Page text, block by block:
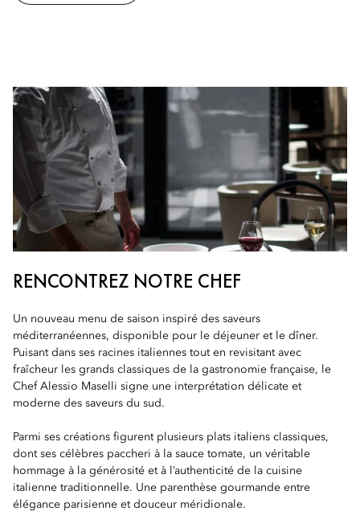
RENCONTREZ NOTRE CHEF
Un nouveau menu de saison inspiré des saveurs
méditerranéennes, disponible pour le déjeuner et le dîner.
Puisant dans ses racines italiennes tout en revisitant avec
fraîcheur les grands classiques de la gastronomie française, le
Chef Alessio Maselli signe une interprétation délicate et
moderne des saveurs du sud.
Parmi ses créations figurent plusieurs plats italiens classiques,
dont ses célèbres paccheri à la sauce tomate, un véritable
hommage à la générosité et à l’authenticité de la cuisine
italienne traditionnelle. Une parenthèse gourmande entre
élégance parisienne et douceur méridionale.